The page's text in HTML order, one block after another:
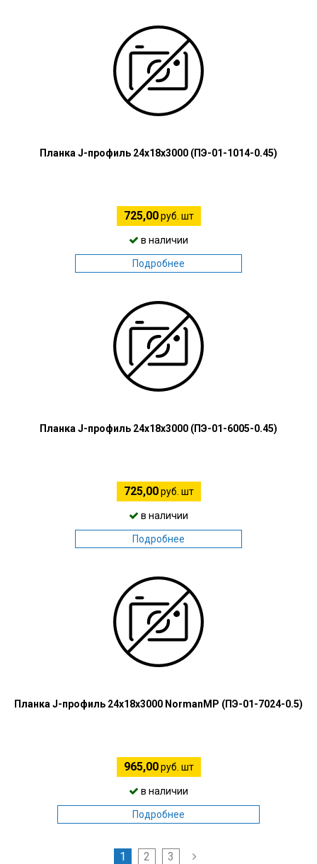
Планка J-профиль 24х18х3000 (ПЭ-01-1014-0.45)
725,00руб. шт
в наличии
Подробнее
Планка J-профиль 24х18х3000 (ПЭ-01-6005-0.45)
725,00руб. шт
в наличии
Подробнее
Планка J-профиль 24х18х3000 NormanMP (ПЭ-01-7024-0.5)
965,00руб. шт
в наличии
Подробнее
1 2 3